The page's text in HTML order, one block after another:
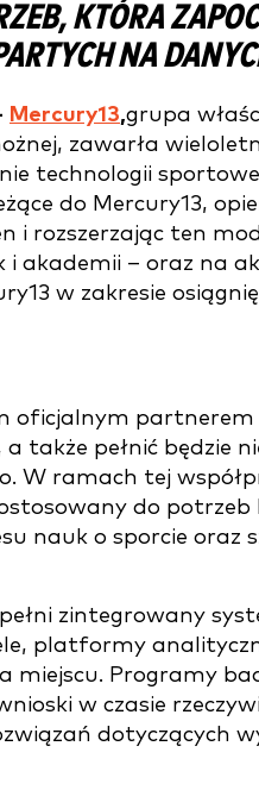
KTÓRA
NA
Mercury13,grupa
zawarła
technologii
do Mercury13,
i rozszerzając ten
i akademii – oraz na
w zakresie
oficjalnym partnerem
także pełnić będzie
W ramach tej
do potrzeb
nauk o sporcie
zintegrowany
platformy
miejscu. Programy
w czasie
dotyczących